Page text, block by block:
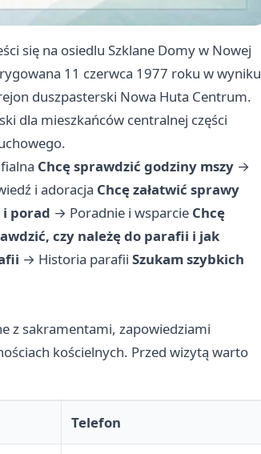
się na osiedlu Szklane Domy w Nowej
11 czerwca 1977 roku w wyniku
duszpasterski Nowa Huta Centrum.
dla mieszkańców centralnej części
Chcę sprawdzić godziny mszy →
i adoracja Chcę załatwić sprawy
i porad → Poradnie i wsparcie Chcę
czy należę do parafii i jak
→ Historia parafii Szukam szybkich
z sakramentami, zapowiedziami
kościelnych. Przed wizytą warto
Telefon